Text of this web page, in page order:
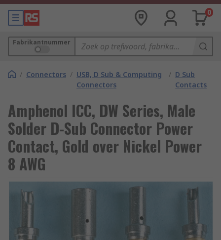
0
Fabrikantnummer
/ Connectors / USB, D Sub & Computing
Connectors
/ D Sub
Contacts
Amphenol ICC, DW Series, Male
Solder D-Sub Connector Power
Contact, Gold over Nickel Power
8 AWG